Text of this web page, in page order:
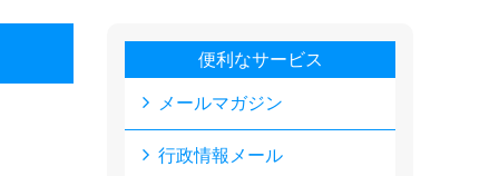
便利なサービス
メールマガジン
行政情報メール